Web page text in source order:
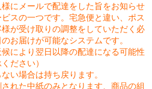
にメールで配達をした旨をお知らせ
スの一つです。宅急便と違い、ポス
様が受け取りの調整をしていただく必
お届けが可能なシステムです。
候により翌日以降の配達になる可能性
ださい）
い場合は持ち戻ります。
れた中紙のみとなります、商品の組